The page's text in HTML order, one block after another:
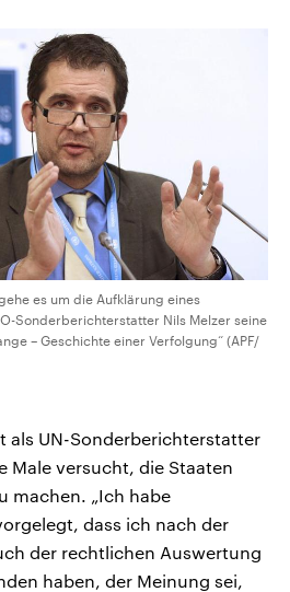
es um die Aufklärung eines
Sonderberichterstatter Nils Melzer seine
– Geschichte einer Verfolgung“ (APF/
als UN-Sonderberichterstatter
Male versucht, die Staaten
machen. „Ich habe
dass ich nach der
der rechtlichen Auswertung
haben, der Meinung sei,